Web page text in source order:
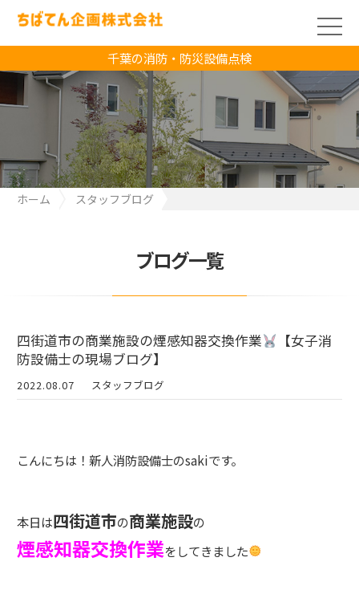
千葉の消防・防災設備点検
ホーム
スタッフブログ
ブログ一覧
四街道市の商業施設の煙感知器交換作業
【女子消
防設備士の現場ブログ】
2022.08.07 スタッフブログ
こんにちは！新人消防設備士のsakiです。
本日は四街道市の商業施設の
煙感知器交換作業をしてきました